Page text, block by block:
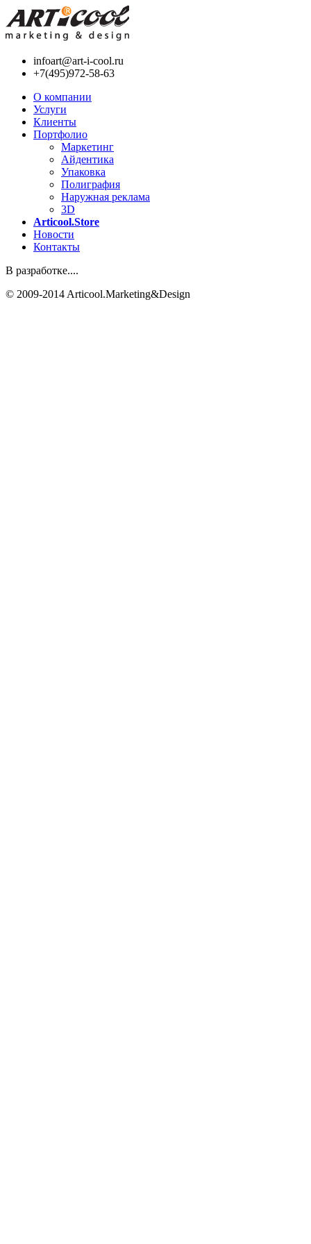
infoart@art-i-cool.ru
+7(495)972-58-63
О компании
Услуги
Клиенты
Портфолио
Маркетинг
Айдентика
Упаковка
Полиграфия
Наружная реклама
3D
Articool.Store
Новости
Контакты
В разработке....
© 2009-2014 Articool.Marketing&Design